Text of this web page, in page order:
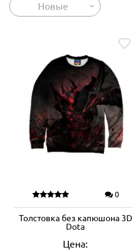
Новые
0
Толстовка без капюшона 3D
Dota
Цена: